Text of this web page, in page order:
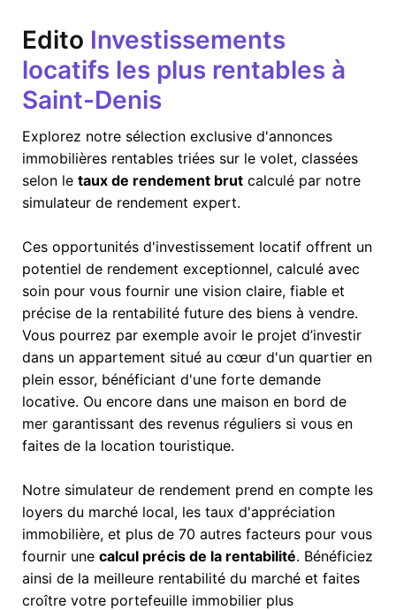
Edito Investissements
locatifs les plus rentables à
Saint-Denis
Explorez notre sélection exclusive d'annonces
immobilières rentables triées sur le volet, classées
selon le taux de rendement brut calculé par notre
simulateur de rendement expert.
Ces opportunités d'investissement locatif offrent un
potentiel de rendement exceptionnel, calculé avec
soin pour vous fournir une vision claire, fiable et
précise de la rentabilité future des biens à vendre.
Vous pourrez par exemple avoir le projet d’investir
dans un appartement situé au cœur d'un quartier en
plein essor, bénéficiant d'une forte demande
locative. Ou encore dans une maison en bord de
mer garantissant des revenus réguliers si vous en
faites de la location touristique.
Notre simulateur de rendement prend en compte les
loyers du marché local, les taux d'appréciation
immobilière, et plus de 70 autres facteurs pour vous
fournir une calcul précis de la rentabilité. Bénéficiez
ainsi de la meilleure rentabilité du marché et faites
croître votre portefeuille immobilier plus